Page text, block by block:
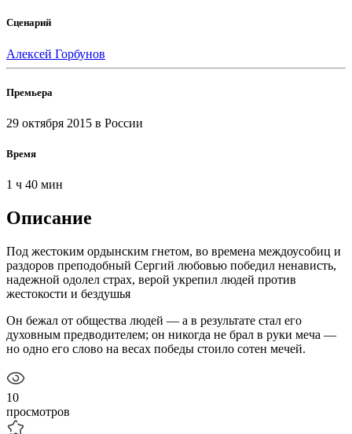
Сценарий
Алексей Горбунов
Премьера
29 октября 2015 в России
Время
1 ч 40 мин
Описание
Под жестоким ордынским гнетом, во времена междоусобиц и
раздоров преподобный Сергий любовью победил ненависть,
надежной одолел страх, верой укрепил людей против
жестокости и бездушья
Он бежал от общества людей — а в результате стал его
духовным предводителем; он никогда не брал в руки меча —
но одно его слово на весах победы стоило сотен мечей.
10
просмотров